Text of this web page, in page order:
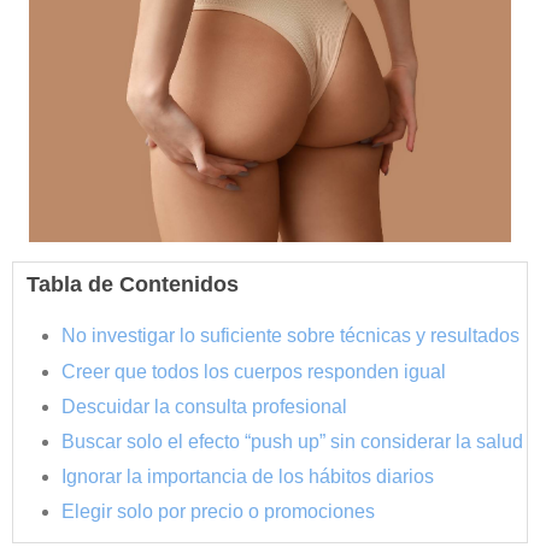
Tabla de Contenidos
No investigar lo suficiente sobre técnicas y resultados
Creer que todos los cuerpos responden igual
Descuidar la consulta profesional
Buscar solo el efecto “push up” sin considerar la salud
Ignorar la importancia de los hábitos diarios
Elegir solo por precio o promociones